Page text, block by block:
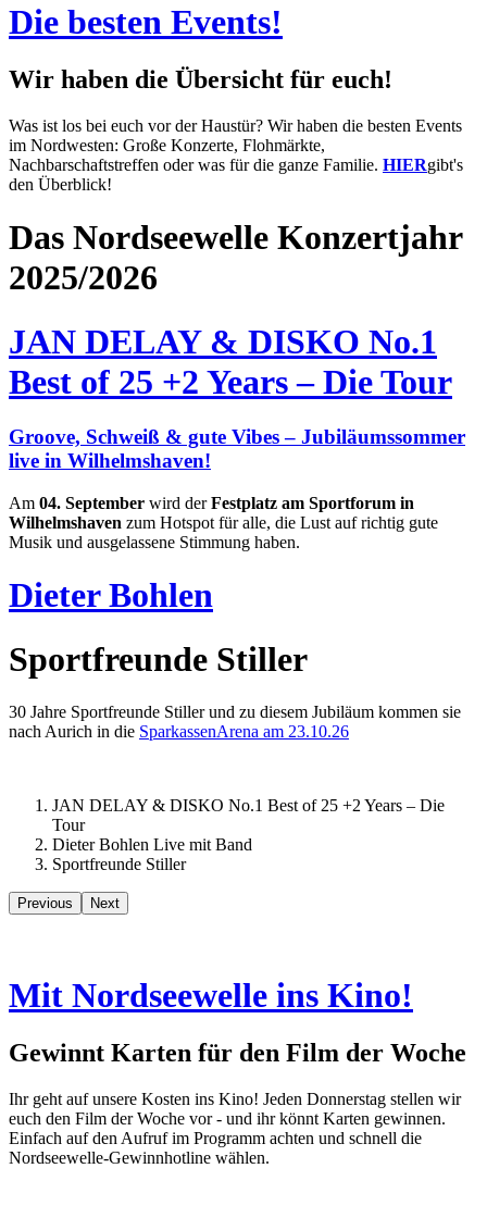
Die besten Events!
Wir haben die Übersicht für euch!
Was ist los bei euch vor der Haustür? Wir haben die besten Events
im Nordwesten: Große Konzerte, Flohmärkte,
Nachbarschaftstreffen oder was für die ganze Familie. HIERgibt's
den Überblick!
Das Nordseewelle Konzertjahr
2025/2026
JAN DELAY & DISKO No.1
Best of 25 +2 Years – Die Tour
Groove, Schweiß & gute Vibes – Jubiläumssommer
live in Wilhelmshaven!
Am 04. September wird derFestplatz am Sportforum in
Wilhelmshaven zum Hotspot für alle, die Lust auf richtig gute
Musik und ausgelassene Stimmung haben.
Dieter Bohlen
Sportfreunde Stiller
30 Jahre Sportfreunde Stiller und zu diesem Jubiläum kommen sie
nach Aurich in die SparkassenArena am 23.10.26
JAN DELAY & DISKO No.1 Best of 25 +2 Years – Die
Tour
Dieter Bohlen Live mit Band
Sportfreunde Stiller
Previous Next
Mit Nordseewelle ins Kino!
Gewinnt Karten für den Film der Woche
Ihr geht auf unsere Kosten ins Kino! Jeden Donnerstag stellen wir
euch den Film der Woche vor - und ihr könnt Karten gewinnen.
Einfach auf den Aufruf im Programm achten und schnell die
Nordseewelle-Gewinnhotline wählen.